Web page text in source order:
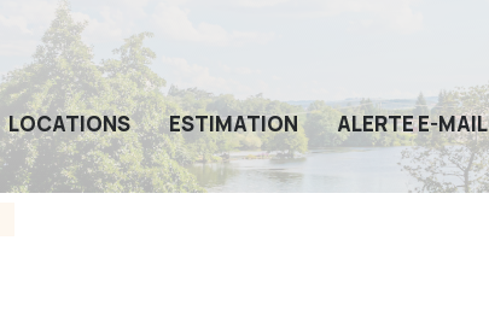
LOCATIONS ESTIMATION ALERTE E-MAIL